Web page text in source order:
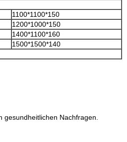
1100*1100*150
1200*1000*150
1400*1100*160
1500*1500*140
Nachfragen.